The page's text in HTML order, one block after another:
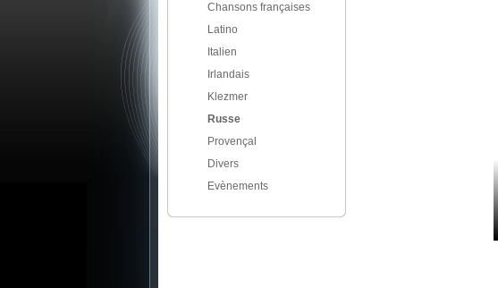
Chansons françaises
Latino
Italien
Irlandais
Klezmer
Russe
Provençal
Divers
Evènements